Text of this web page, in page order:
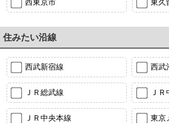
西東京市 東久
住みたい沿線
西武新宿線 西武
ＪＲ総武線 ＪＲ
ＪＲ中央本線 東京